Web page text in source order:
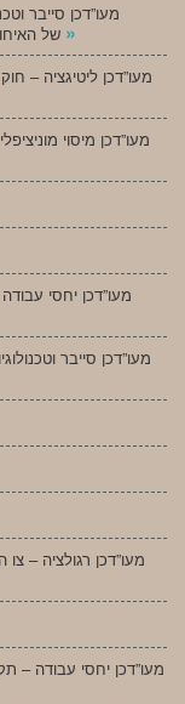
מעו”דכן סייבר
»
מעו”דכן ליטיגציה –
מעו”דכן מיסוי
מעו”דכן יחסי
מעו”דכן סייבר
מעו”דכן יחסי עבודה –